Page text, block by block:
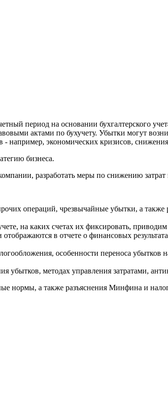
период на основании бухгалтерского
актами по бухучету. Убытки могут
например, экономических кризисов,
бизнеса.
разработать меры по снижению затрат
операций, чрезвычайные убытки, а
на каких счетах их фиксировать,
в отчете о финансовых
особенности переноса
убытков, методах управления затратами,
нормы, а также разъяснения Минфина и